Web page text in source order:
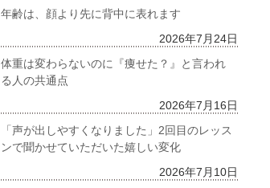
年齢は、顔より先に背中に表れます
2026年7月24日
体重は変わらないのに『痩せた？』と言われ
る人の共通点
2026年7月16日
「声が出しやすくなりました」2回目のレッス
ンで聞かせていただいた嬉しい変化
2026年7月10日